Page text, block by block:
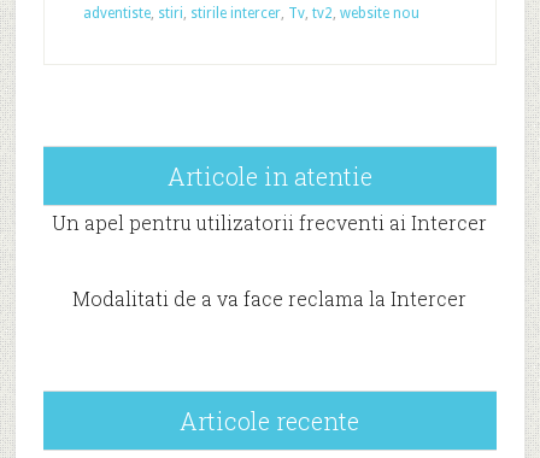
adventiste, stiri, stirile intercer, Tv, tv2, website nou
Articole in atentie
Un apel pentru utilizatorii frecventi ai Intercer
Modalitati de a va face reclama la Intercer
Articole recente